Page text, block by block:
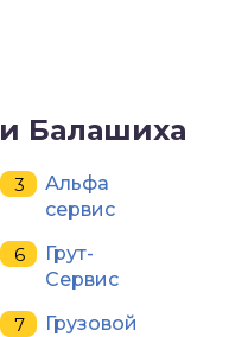
Балашиха
Альфа
сервис
Грут-
Сервис
Грузовой